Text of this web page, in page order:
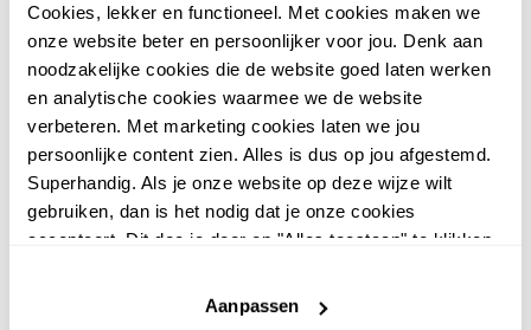
Cookies, lekker en functioneel. Met cookies maken we
onze website beter en persoonlijker voor jou. Denk aan
noodzakelijke cookies die de website goed laten werken
en analytische cookies waarmee we de website
verbeteren. Met marketing cookies laten we jou
persoonlijke content zien. Alles is dus op jou afgestemd.
Superhandig. Als je onze website op deze wijze wilt
gebruiken, dan is het nodig dat je onze cookies
accepteert. Dit doe je door op "Alles toestaan" te klikken.
website niet optimaal functioneert.
Aanpassen